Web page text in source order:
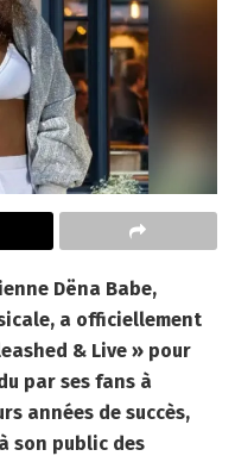
Dëna Babe,
a officiellement
& Live » pour
par ses fans à
années de succès,
son public des